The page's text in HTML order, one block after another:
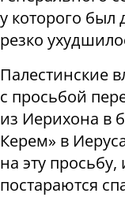
у которого был
резко
Палестинские
с просьбой
из Иерихона в
Керем» в
на эту
постараются